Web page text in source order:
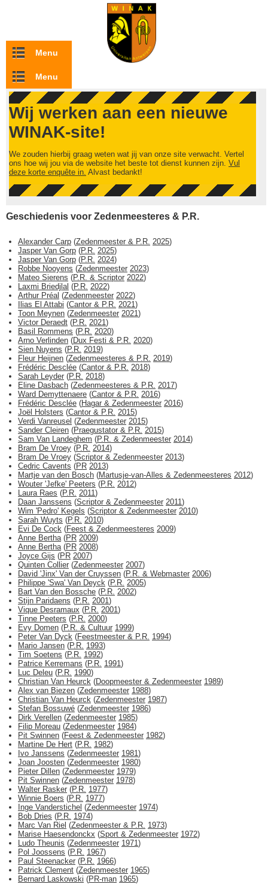
Overslaan en naar de inhoud gaan
Menu
Menu
Wij werken aan een nieuwe
WINAK-site!
We zouden hierbij graag weten wat jij van onze site verwacht. Vertel
ons hoe wij jou via de website het beste tot dienst kunnen zijn. Vul
deze korte enquête in. Alvast bedankt!
Geschiedenis voor Zedenmeesteres & P.R.
Alexander Carp (Zedenmeester & P.R. 2025)
Jasper Van Gorp (P.R. 2025)
Jasper Van Gorp (P.R. 2024)
Robbe Nooyens (Zedenmeester 2023)
Mateo Sierens (P.R. & Scriptor 2022)
Laxmi Briedjlal (P.R. 2022)
Arthur Préal (Zedenmeester 2022)
Ilias El Attabi (Cantor & P.R. 2021)
Toon Meynen (Zedenmeester 2021)
Victor Deraedt (P.R. 2021)
Basil Rommens (P.R. 2020)
Arno Verlinden (Dux Festi & P.R. 2020)
Sien Nuyens (P.R. 2019)
Fleur Heijnen (Zedenmeesteres & P.R. 2019)
Frédéric Desclée (Cantor & P.R. 2018)
Sarah Leyder (P.R. 2018)
Eline Dasbach (Zedenmeesteres & P.R. 2017)
Ward Demyttenaere (Cantor & P.R. 2016)
Frédéric Desclée (Hagar & Zedenmeester 2016)
Joël Holsters (Cantor & P.R. 2015)
Verdi Vanreusel (Zedenmeester 2015)
Sander Cleiren (Praegustator & P.R. 2015)
Sam Van Landeghem (P.R. & Zedenmeester 2014)
Bram De Vroey (P.R. 2014)
Bram De Vroey (Scriptor & Zedenmeester 2013)
Cedric Cavents (PR 2013)
Martje van den Bosch (Martusje-van-Alles & Zedenmeesteres 2012)
Wouter 'Jefke' Peeters (P.R. 2012)
Laura Raes (P.R. 2011)
Daan Janssens (Scriptor & Zedenmeester 2011)
Wim 'Pedro' Kegels (Scriptor & Zedenmeester 2010)
Sarah Wuyts (P.R. 2010)
Evi De Cock (Feest & Zedenmeesteres 2009)
Anne Bertha(PR 2009)
Anne Bertha(PR 2008)
Joyce Gijs (PR 2007)
Quinten Collier (Zedenmeester 2007)
David 'Jinx' Van der Cruyssen (P.R. & Webmaster 2006)
Philippe 'Swa' Van Deyck (P.R. 2005)
Bart Van den Bossche (P.R. 2002)
Stijn Paridaens (P.R. 2001)
Vique Desramaux (P.R. 2001)
Tinne Peeters (P.R. 2000)
Evy Domen (P.R. & Cultuur 1999)
Peter Van Dyck (Feestmeester & P.R. 1994)
Mario Jansen (P.R. 1993)
Tim Soetens (P.R. 1992)
Patrice Kerremans (P.R. 1991)
Luc Deleu (P.R. 1990)
Christian Van Heurck (Doopmeester & Zedenmeester 1989)
Alex van Biezen (Zedenmeester 1988)
Christian Van Heurck (Zedenmeester 1987)
Stefan Bossuwé (Zedenmeester 1986)
Dirk Verellen (Zedenmeester 1985)
Filip Moreau (Zedenmeester 1984)
Pit Swinnen (Feest & Zedenmeester 1982)
Martine De Hert (P.R. 1982)
Ivo Janssens (Zedenmeester 1981)
Joan Joosten (Zedenmeester 1980)
Pieter Dillen (Zedenmeester 1979)
Pit Swinnen (Zedenmeester 1978)
Walter Rasker (P.R. 1977)
Winnie Boers (P.R. 1977)
Inge Vanderstichel (Zedenmeester 1974)
Bob Dries (P.R. 1974)
Marc Van Riel (Zedenmeester & P.R. 1973)
Marise Haesendonckx (Sport & Zedenmeester 1972)
Ludo Theunis (Zedenmeester 1971)
Pol Joossens (P.R. 1967)
Paul Steenacker (P.R. 1966)
Patrick Clement (Zedenmeester 1965)
Bernard Laskowski (PR-man 1965)